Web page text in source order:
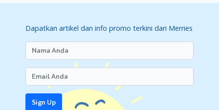
Dapatkan artikel dan info promo terkini dari Merries
Sign Up